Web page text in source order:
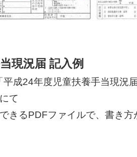
現況届 記入例
平成24年度児童扶養手当現況
て
きるPDFファイルで、書き